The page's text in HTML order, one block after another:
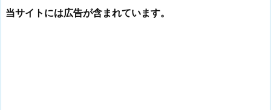
当サイトには広告が含まれています。